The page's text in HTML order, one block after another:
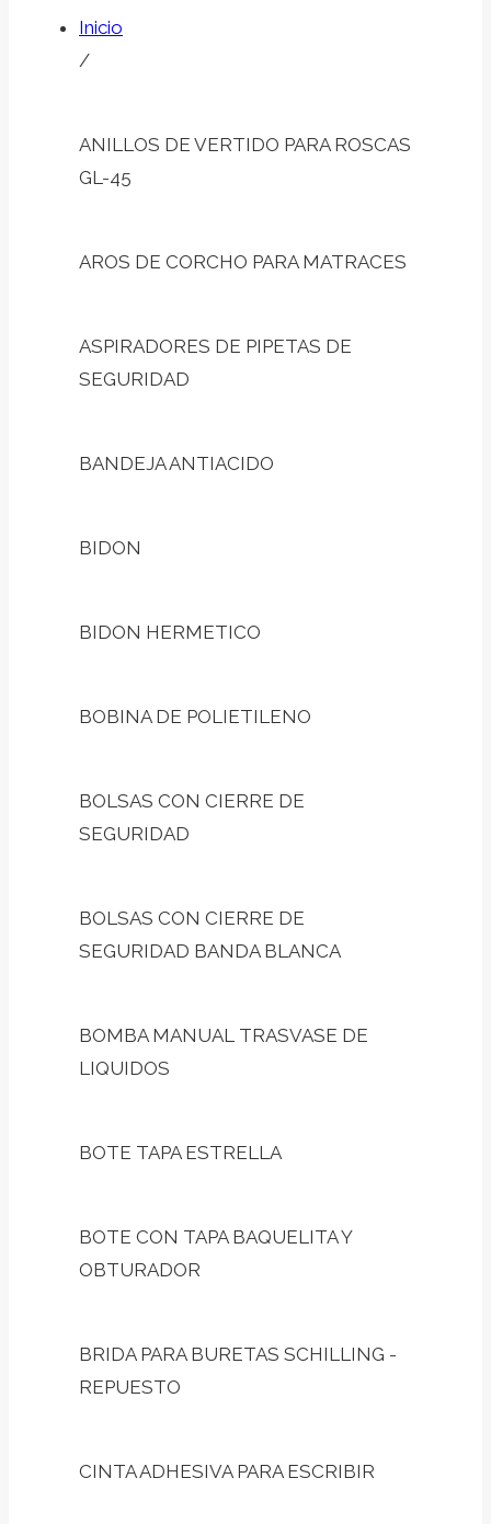
Inicio
/
ANILLOS DE VERTIDO PARA ROSCAS
GL-45
AROS DE CORCHO PARA MATRACES
ASPIRADORES DE PIPETAS DE
SEGURIDAD
BANDEJA ANTIACIDO
BIDON
BIDON HERMETICO
BOBINA DE POLIETILENO
BOLSAS CON CIERRE DE
SEGURIDAD
BOLSAS CON CIERRE DE
SEGURIDAD BANDA BLANCA
BOMBA MANUAL TRASVASE DE
LIQUIDOS
BOTE TAPA ESTRELLA
BOTE CON TAPA BAQUELITA Y
OBTURADOR
BRIDA PARA BURETAS SCHILLING -
REPUESTO
CINTA ADHESIVA PARA ESCRIBIR